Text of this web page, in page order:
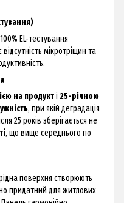
EL-тестування
мікротріщин та
на продукті 25-річною
, при якій деградація
25 років зберігається не
, що вище середнього по
поверхня створюють
придатний для житлових